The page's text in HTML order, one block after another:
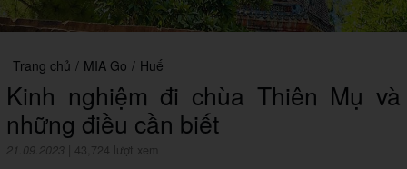
Trang chủ / MIA Go / Huế
Kinh nghiệm đi chùa Thiên Mụ và
những điều cần biết
21.09.2023 43,724 lượt xem